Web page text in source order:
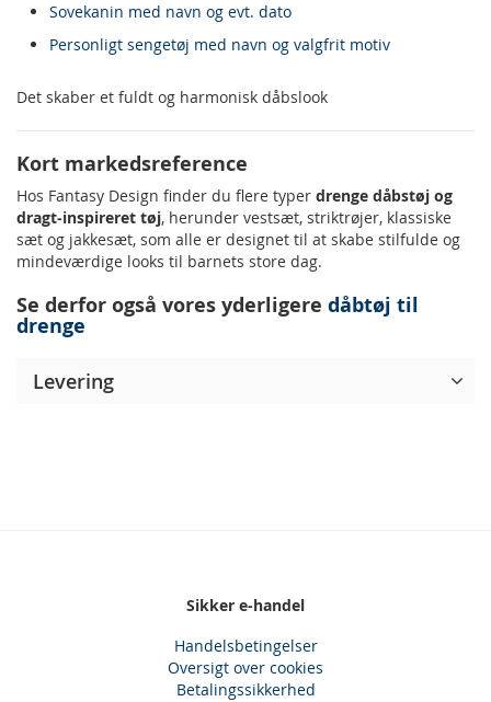
Sovekanin med navn og evt. dato
Personligt sengetøj med navn og valgfrit motiv
Det skaber et fuldt og harmonisk dåbslook
Kort markedsreference
Hos Fantasy Design finder du flere typer drenge dåbstøj og
dragt‑inspireret tøj, herunder vestsæt, striktrøjer, klassiske
sæt og jakkesæt, som alle er designet til at skabe stilfulde og
mindeværdige looks til barnets store dag.
Se derfor også vores yderligere dåbtøj til
drenge
Levering
Sikker e-handel
Handelsbetingelser
Oversigt over cookies
Betalingssikkerhed